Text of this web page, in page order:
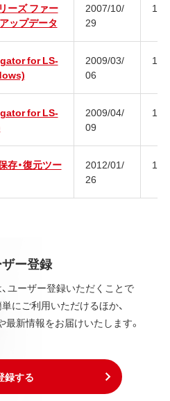
ーズ ファー
ップデータ
2007/10/
29
for LS-
2009/03/
06
for LS-
2009/04/
09
存・復元ツー
2012/01/
26
ー登録
ユーザー登録いただくことで
にご利用いただけるほか、
新情報をお届けいたします。
録する